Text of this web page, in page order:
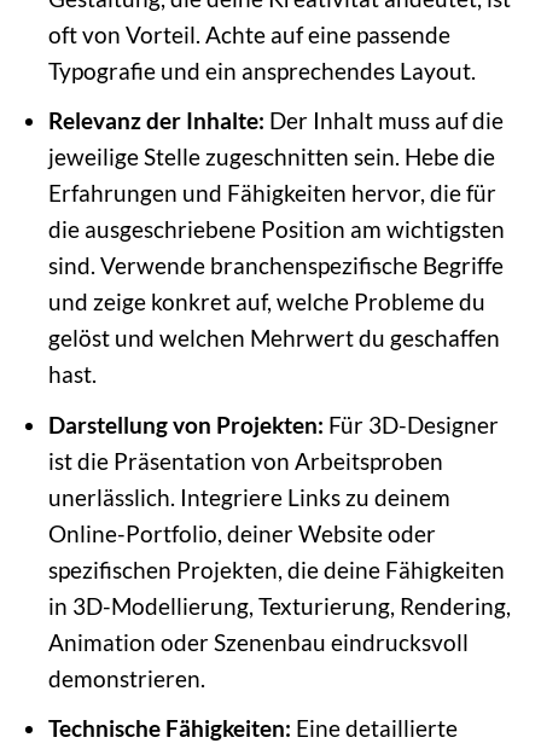
oft von Vorteil. Achte auf eine passende
Typografie und ein ansprechendes Layout.
Relevanz der Inhalte: Der Inhalt muss auf die
jeweilige Stelle zugeschnitten sein. Hebe die
Erfahrungen und Fähigkeiten hervor, die für
die ausgeschriebene Position am wichtigsten
sind. Verwende branchenspezifische Begriffe
und zeige konkret auf, welche Probleme du
gelöst und welchen Mehrwert du geschaffen
hast.
Darstellung von Projekten: Für 3D-Designer
ist die Präsentation von Arbeitsproben
unerlässlich. Integriere Links zu deinem
Online-Portfolio, deiner Website oder
spezifischen Projekten, die deine Fähigkeiten
in 3D-Modellierung, Texturierung, Rendering,
Animation oder Szenenbau eindrucksvoll
demonstrieren.
Technische Fähigkeiten: Eine detaillierte